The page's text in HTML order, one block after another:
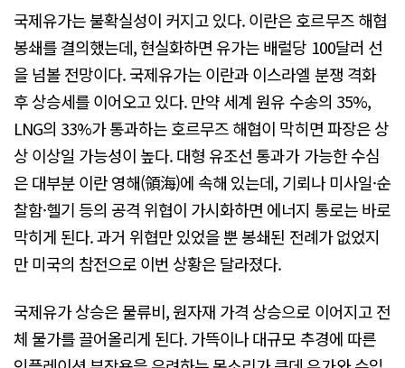
국제유가는 불확실성이 커지고 있다. 이란은 호르무즈 해협
봉쇄를 결의했는데, 현실화하면 유가는 배럴당 100달러 선
을 넘볼 전망이다. 국제유가는 이란과 이스라엘 분쟁 격화
후 상승세를 이어오고 있다. 만약 세계 원유 수송의 35%,
LNG의 33%가 통과하는 호르무즈 해협이 막히면 파장은 상
상 이상일 가능성이 높다. 대형 유조선 통과가 가능한 수심
은 대부분 이란 영해(領海)에 속해 있는데, 기뢰나 미사일·순
찰함·헬기 등의 공격 위협이 가시화하면 에너지 통로는 바로
막히게 된다. 과거 위협만 있었을 뿐 봉쇄된 전례가 없었지
만 미국의 참전으로 이번 상황은 달라졌다.
국제유가 상승은 물류비, 원자재 가격 상승으로 이어지고 전
체 물가를 끌어올리게 된다. 가뜩이나 대규모 추경에 따른